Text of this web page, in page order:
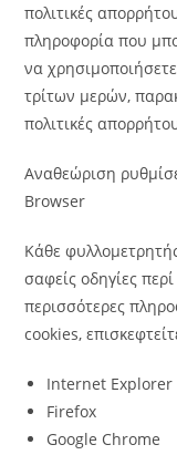
πολιτικές
πληροφορία που
να
τρίτων μερών,
πολιτικές
Αναθεώριση
Browser
Κάθε
σαφείς οδηγίες
περισσότερες
cookies,
Internet Explorer
Firefox
Google Chrome